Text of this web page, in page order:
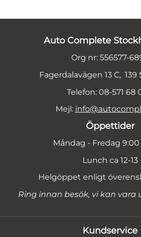
Auto Complete
Org nr: 556577-
Fagerdalavägen 13 C, 139
Telefon: 08-571 68
Mejl:
Öppettider
Måndag - Fredag 9:00
Lunch ca 12-13
Helgöppet enligt
Ring innan besök, vi kan vara
Kundservice